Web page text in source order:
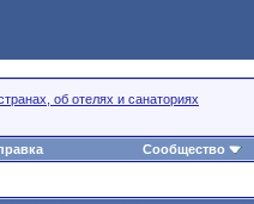
об отелях и санаториях
Сообщество